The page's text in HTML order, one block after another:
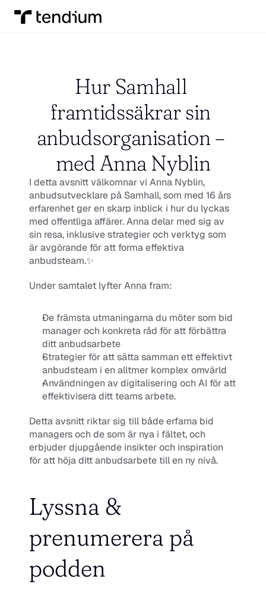
Hur Samhall
framtidssäkrar sin
anbudsorganisation –
med Anna Nyblin
I detta avsnitt välkomnar vi Anna Nyblin,
anbudsutvecklare på Samhall, som med 16 års
erfarenhet ger en skarp inblick i hur du lyckas
med offentliga affärer. Anna delar med sig av
sin resa, inklusive strategier och verktyg som
är avgörande för att forma effektiva
anbudsteam.✨
Under samtalet lyfter Anna fram:
De främsta utmaningarna du möter som bid
manager och konkreta råd för att förbättra
ditt anbudsarbete
Strategier för att sätta samman ett effektivt
anbudsteam i en alltmer komplex omvärld
Användningen av digitalisering och AI för att
effektivisera ditt teams arbete.
Detta avsnitt riktar sig till både erfarna bid
managers och de som är nya i fältet, och
erbjuder djupgående insikter och inspiration
för att höja ditt anbudsarbete till en ny nivå.
Lyssna &
prenumerera på
podden